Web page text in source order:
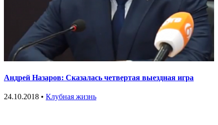
Андрей Назаров: Сказалась четвертая выездная игра
24.10.2018 • Клубная жизнь